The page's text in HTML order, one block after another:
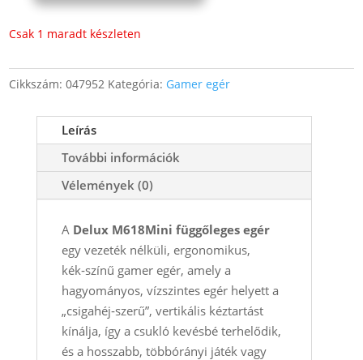
M618Mini
függőleges
4000
DPI
Bluetooth+2.4G
mennyiség
Csak 1 maradt készleten
Cikkszám:047952 Kategória: Gamer egér
Leírás
További információk
Vélemények (0)
A Delux M618Mini függőleges egér
egy vezeték nélküli, ergonomikus,
kék‑színű gamer egér, amely a
hagyományos, vízszintes egér helyett a
„csigahéj‑szerű”, vertikális kéztartást
kínálja, így a csukló kevésbé terhelődik,
és a hosszabb, többórányi játék vagy